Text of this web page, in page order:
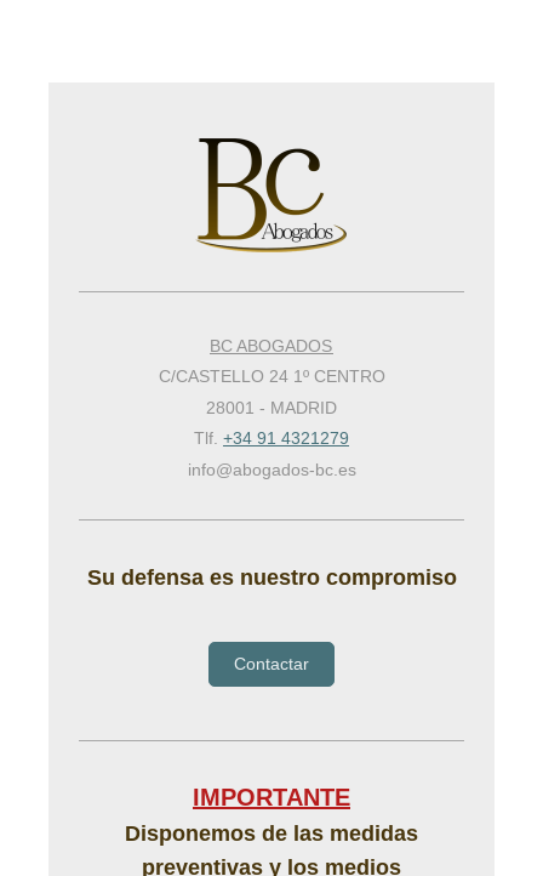
BC ABOGADOS
C/CASTELLO 24 1º CENTRO
28001 - MADRID
Tlf. +34 91 4321279
info@abogados-bc.es
Su defensa es nuestro compromiso
Contactar
IMPORTANTE
Disponemos de las medidas
preventivas y los medios